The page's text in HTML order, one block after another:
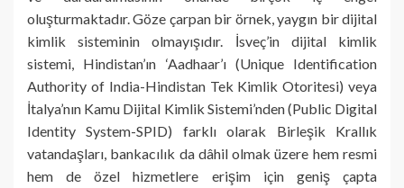
oluşturmaktadır. Göze çarpan bir örnek, yaygın bir dijital
kimlik sisteminin olmayışıdır. İsveç’in dijital kimlik
sistemi, Hindistan’ın ‘Aadhaar’ı (Unique Identification
Authority of India-Hindistan Tek Kimlik Otoritesi) veya
İtalya’nın Kamu Dijital Kimlik Sistemi’nden (Public Digital
Identity System-SPID) farklı olarak Birleşik Krallık
vatandaşları, bankacılık da dâhil olmak üzere hem resmi
hem de özel hizmetlere erişim için geniş çapta